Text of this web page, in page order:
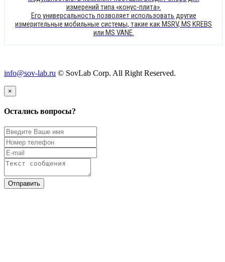
измерений типа «конус-плита».
Его универсальность позволяет использовать другие
измерительные мобильные системы, такие как MSRV, MS KREBS
или MS VANE.
info@sov-lab.ru © SovLab Corp. All Right Reserved.
×
Остались вопросы?